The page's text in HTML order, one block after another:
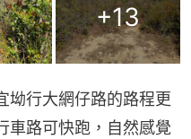
+13
坳行大網仔路的路程更
車路可快跑，自然感覺